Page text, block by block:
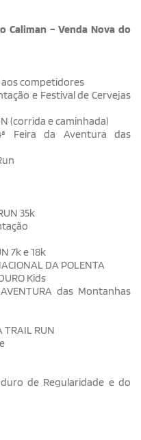
Caliman – Venda Nova do
competidores
e Festival de Cervejas
(corrida e caminhada)
Feira da Aventura das
35k
7k e 18k
DA POLENTA
Kids
das Montanhas
RUN
de Regularidade e do